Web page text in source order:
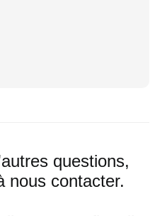
questions,
nous contacter.